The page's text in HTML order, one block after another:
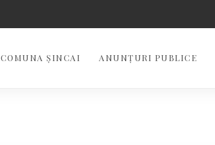
COMUNA ȘINCAI ANUNȚURI PUBLICE